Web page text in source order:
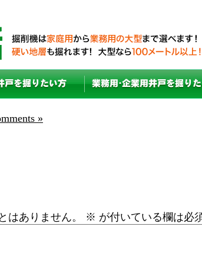
»
はありません。 ※ が付いている欄は必